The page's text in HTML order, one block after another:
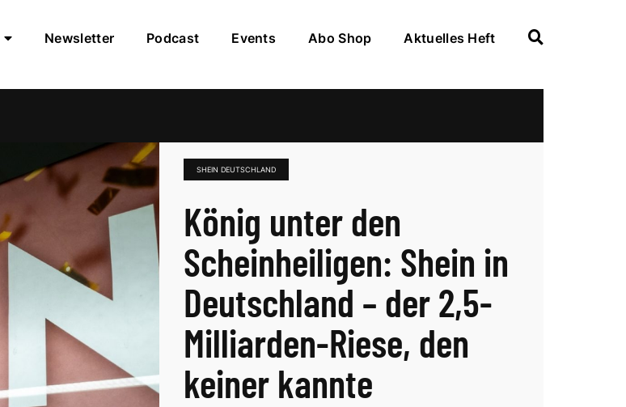
Newsletter Podcast Events Abo Shop Aktuelles Heft
SHEIN DEUTSCHLAND
König unter den
Scheinheiligen: Shein in
Deutschland – der 2,5-
Milliarden-Riese, den
keiner kannte